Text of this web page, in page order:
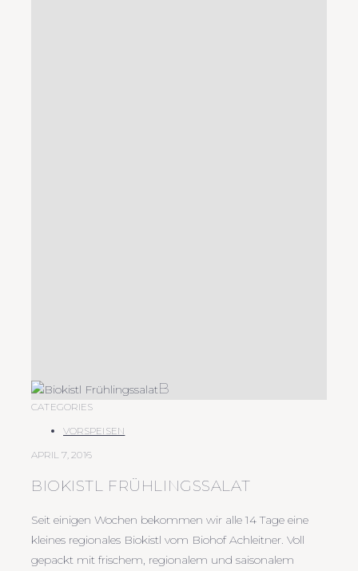
B
CATEGORIES
VORSPEISEN
APRIL 7, 2016
BIOKISTL FRÜHLINGSSALAT
Seit einigen Wochen bekommen wir alle 14 Tage eine
kleines regionales Biokistl vom Biohof Achleitner. Voll
gepackt mit frischem, regionalem und saisonalem